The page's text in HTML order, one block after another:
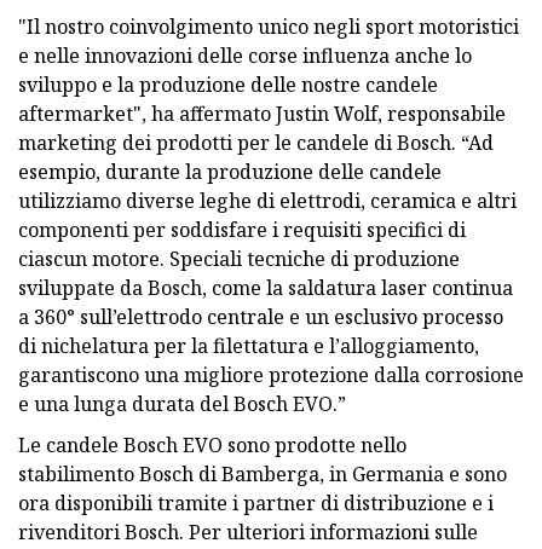
"Il nostro coinvolgimento unico negli sport motoristici
e nelle innovazioni delle corse influenza anche lo
sviluppo e la produzione delle nostre candele
aftermarket", ha affermato Justin Wolf, responsabile
marketing dei prodotti per le candele di Bosch. “Ad
esempio, durante la produzione delle candele
utilizziamo diverse leghe di elettrodi, ceramica e altri
componenti per soddisfare i requisiti specifici di
ciascun motore. Speciali tecniche di produzione
sviluppate da Bosch, come la saldatura laser continua
a 360° sull’elettrodo centrale e un esclusivo processo
di nichelatura per la filettatura e l’alloggiamento,
garantiscono una migliore protezione dalla corrosione
e una lunga durata del Bosch EVO.”
Le candele Bosch EVO sono prodotte nello
stabilimento Bosch di Bamberga, in Germania e sono
ora disponibili tramite i partner di distribuzione e i
rivenditori Bosch. Per ulteriori informazioni sulle